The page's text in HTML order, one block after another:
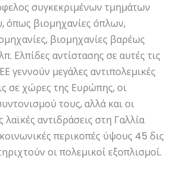
συγκεκριμένων τμημάτων
όπως βιομηχανίες όπλων,
βιομηχανίες βαρέως
Ελπίδες αντίστασης σε αυτές τις
γεννούν μεγάλες αντιπολεμικές
σε χώρες της Ευρώπης, οι
τους, αλλά και οι
λαϊκές αντιδράσεις στη Γαλλία
περικοπές ύψους 45 δις
οι πολεμικοί εξοπλισμοί.